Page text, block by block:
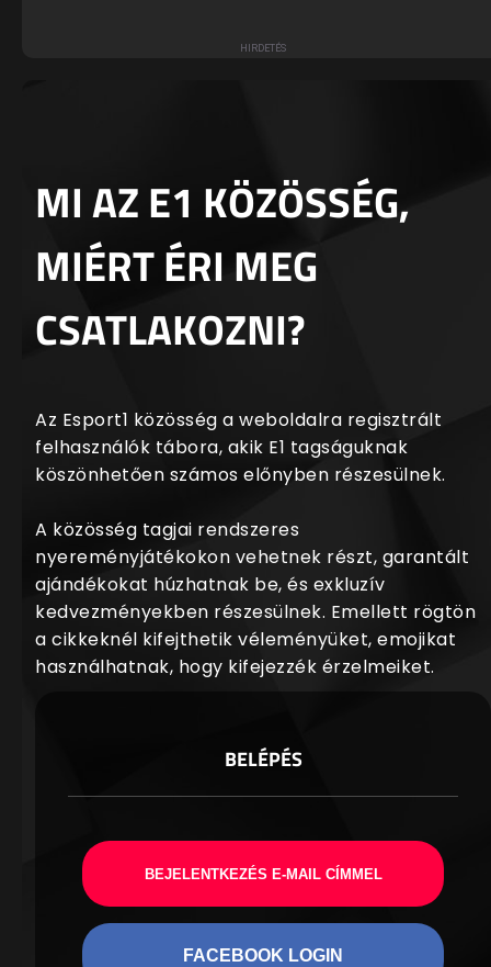
MI AZ E1 KÖZÖSSÉG,
MIÉRT ÉRI MEG
CSATLAKOZNI?
Az Esport1 közösség a weboldalra regisztrált
felhasználók tábora, akik E1 tagságuknak
köszönhetően számos előnyben részesülnek.
A közösség tagjai rendszeres
nyereményjátékokon vehetnek részt, garantált
ajándékokat húzhatnak be, és exkluzív
kedvezményekben részesülnek. Emellett rögtön
a cikkeknél kifejthetik véleményüket, emojikat
használhatnak, hogy kifejezzék érzelmeiket.
BELÉPÉS
BEJELENTKEZÉS E-MAIL CÍMMEL
FACEBOOK LOGIN